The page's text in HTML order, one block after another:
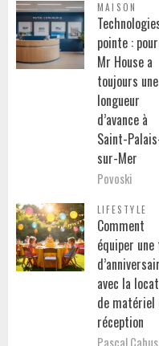
MAISON
pointe :
Mr House a
toujours une
longueur
d’avance à
Saint-
sur-Mer
Povoski
LIFESTYLE
Comment
équiper
avec la
de matériel
réception
Pascal Cabus